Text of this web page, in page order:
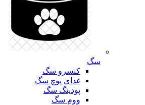
سگ
کنسرو سگ
غذای پوچ سگ
پودینگ سگ
ووم سگ